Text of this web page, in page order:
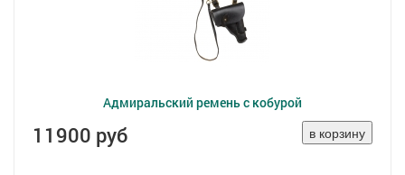
Адмиральский ремень с кобурой
11900 руб